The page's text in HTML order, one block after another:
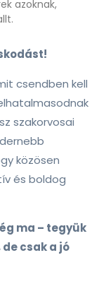
azoknak,
csendben kell
szakorvosai
közösen
és boldog
ma – tegyük
csak a jó